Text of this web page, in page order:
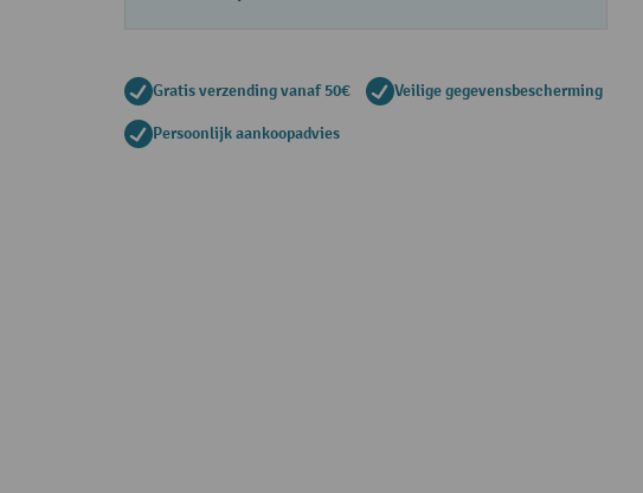
Gratis verzending vanaf 50€ Veilige gegevensbescherming
Persoonlijk aankoopadvies